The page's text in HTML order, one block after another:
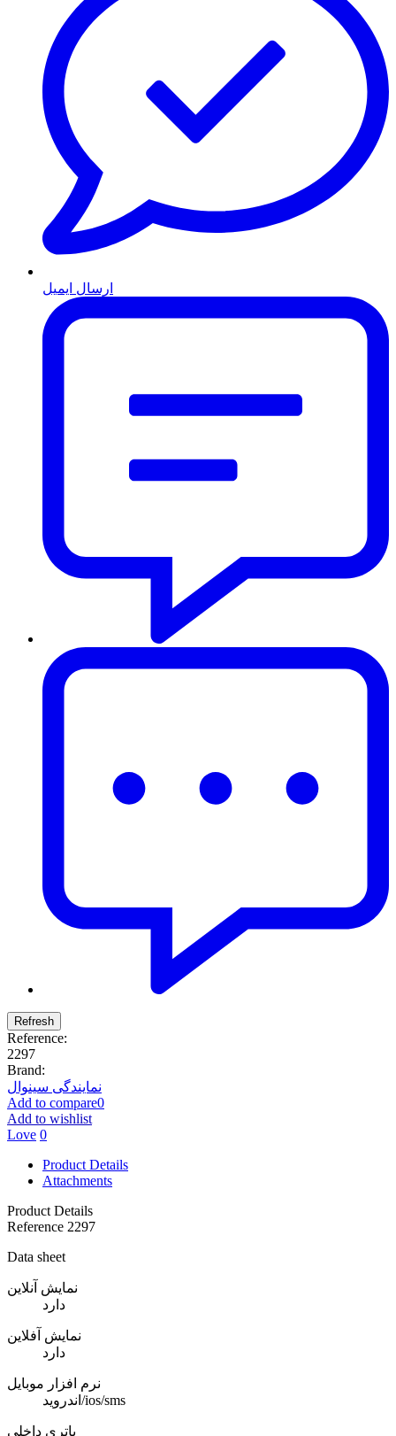
ارسال ایمیل
Reference:
2297
Brand:
نمایندگی سینوال
Add to compare0
Add to wishlist
Love 0
Product Details
Attachments
Product Details
Reference 2297
Data sheet
نمایش آنلاین
دارد
نمایش آفلاین
دارد
نرم افزار موبایل
اندروید/ios/sms
باتری داخلی